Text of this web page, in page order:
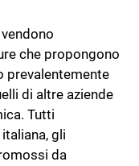
che propongono
prevalentemente
di altre aziende
Tutti
gli
da